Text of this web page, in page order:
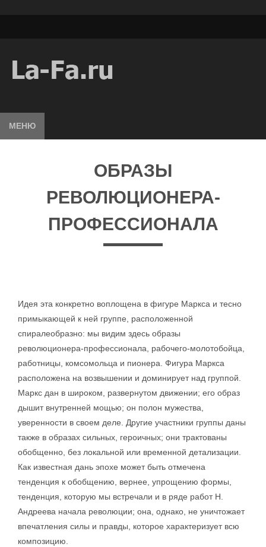
МЕНЮ
ОБРАЗЫ
РЕВОЛЮЦИОНЕРА-
ПРОФЕССИОНАЛА
Идея эта конкретно воплощена в фигуре Маркса и тесно
примыкающей к ней группе, расположенной
спиралеобразно: мы видим здесь образы
революционера-профессионала, рабочего-молотобойца,
работницы, комсомольца и пионера. Фигура Маркса
расположена на возвышении и доминирует над группой.
Маркс дан в широком, развернутом движении; его образ
дышит внутренней мощью; он полон мужества,
уверенности в своем деле. Другие участники группы даны
также в образах сильных, героичных; они трактованы
обобщенно, без локальной или временной детализации.
Как известная дань эпохе может быть отмечена
тенденция к обобщению, вернее, упрощению формы,
тенденция, которую мы встречали и в ряде работ Н.
Андреева начала революции; она, однако, не уничтожает
впечатления силы и правды, которое характеризует всю
композицию.